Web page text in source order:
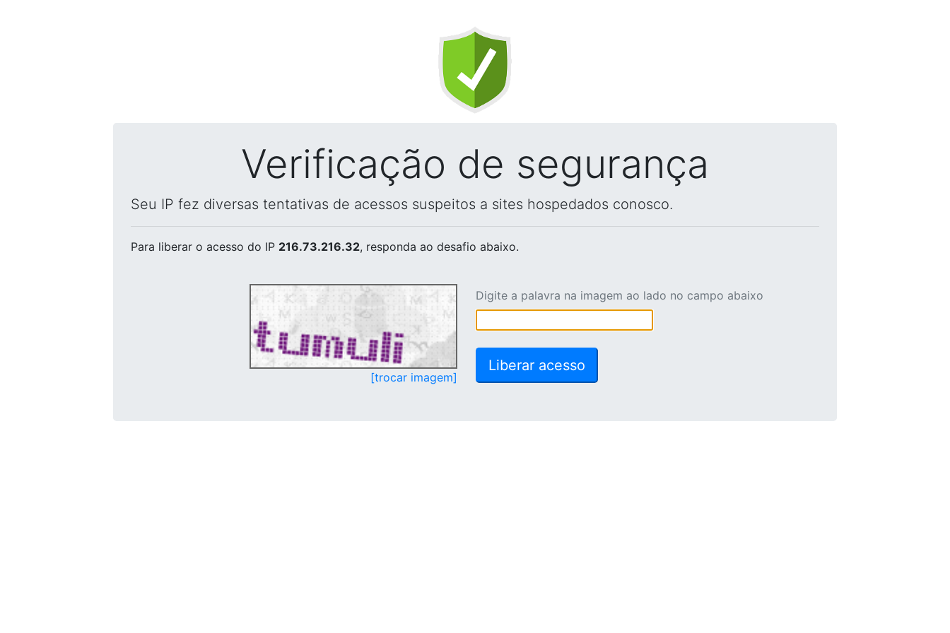
Verificação de segurança
Seu IP fez diversas tentativas de acessos suspeitos a sites hospedados conosco.
Para liberar o acesso do IP 216.73.216.32, responda ao desafio abaixo.
[trocar imagem]
Digite a palavra na imagem ao lado no campo abaixo